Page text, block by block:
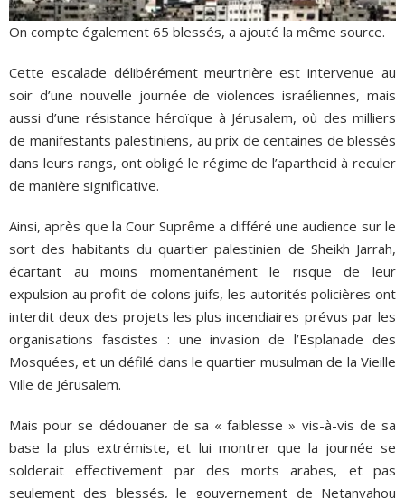
On compte également 65 blessés, a ajouté la même source.
Cette escalade délibérément meurtrière est intervenue au
soir d’une nouvelle journée de violences israéliennes, mais
aussi d’une résistance héroïque à Jérusalem, où des milliers
de manifestants palestiniens, au prix de centaines de blessés
dans leurs rangs, ont obligé le régime de l’apartheid à reculer
de manière significative.
Ainsi, après que la Cour Suprême a différé une audience sur le
sort des habitants du quartier palestinien de Sheikh Jarrah,
écartant au moins momentanément le risque de leur
expulsion au profit de colons juifs, les autorités policières ont
interdit deux des projets les plus incendiaires prévus par les
organisations fascistes : une invasion de l’Esplanade des
Mosquées, et un défilé dans le quartier musulman de la Vieille
Ville de Jérusalem.
Mais pour se dédouaner de sa « faiblesse » vis-à-vis de sa
base la plus extrémiste, et lui montrer que la journée se
solderait effectivement par des morts arabes, et pas
seulement des blessés, le gouvernement de Netanyahou